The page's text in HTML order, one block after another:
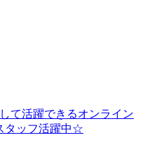
て活躍できるオンライン
タッフ活躍中☆